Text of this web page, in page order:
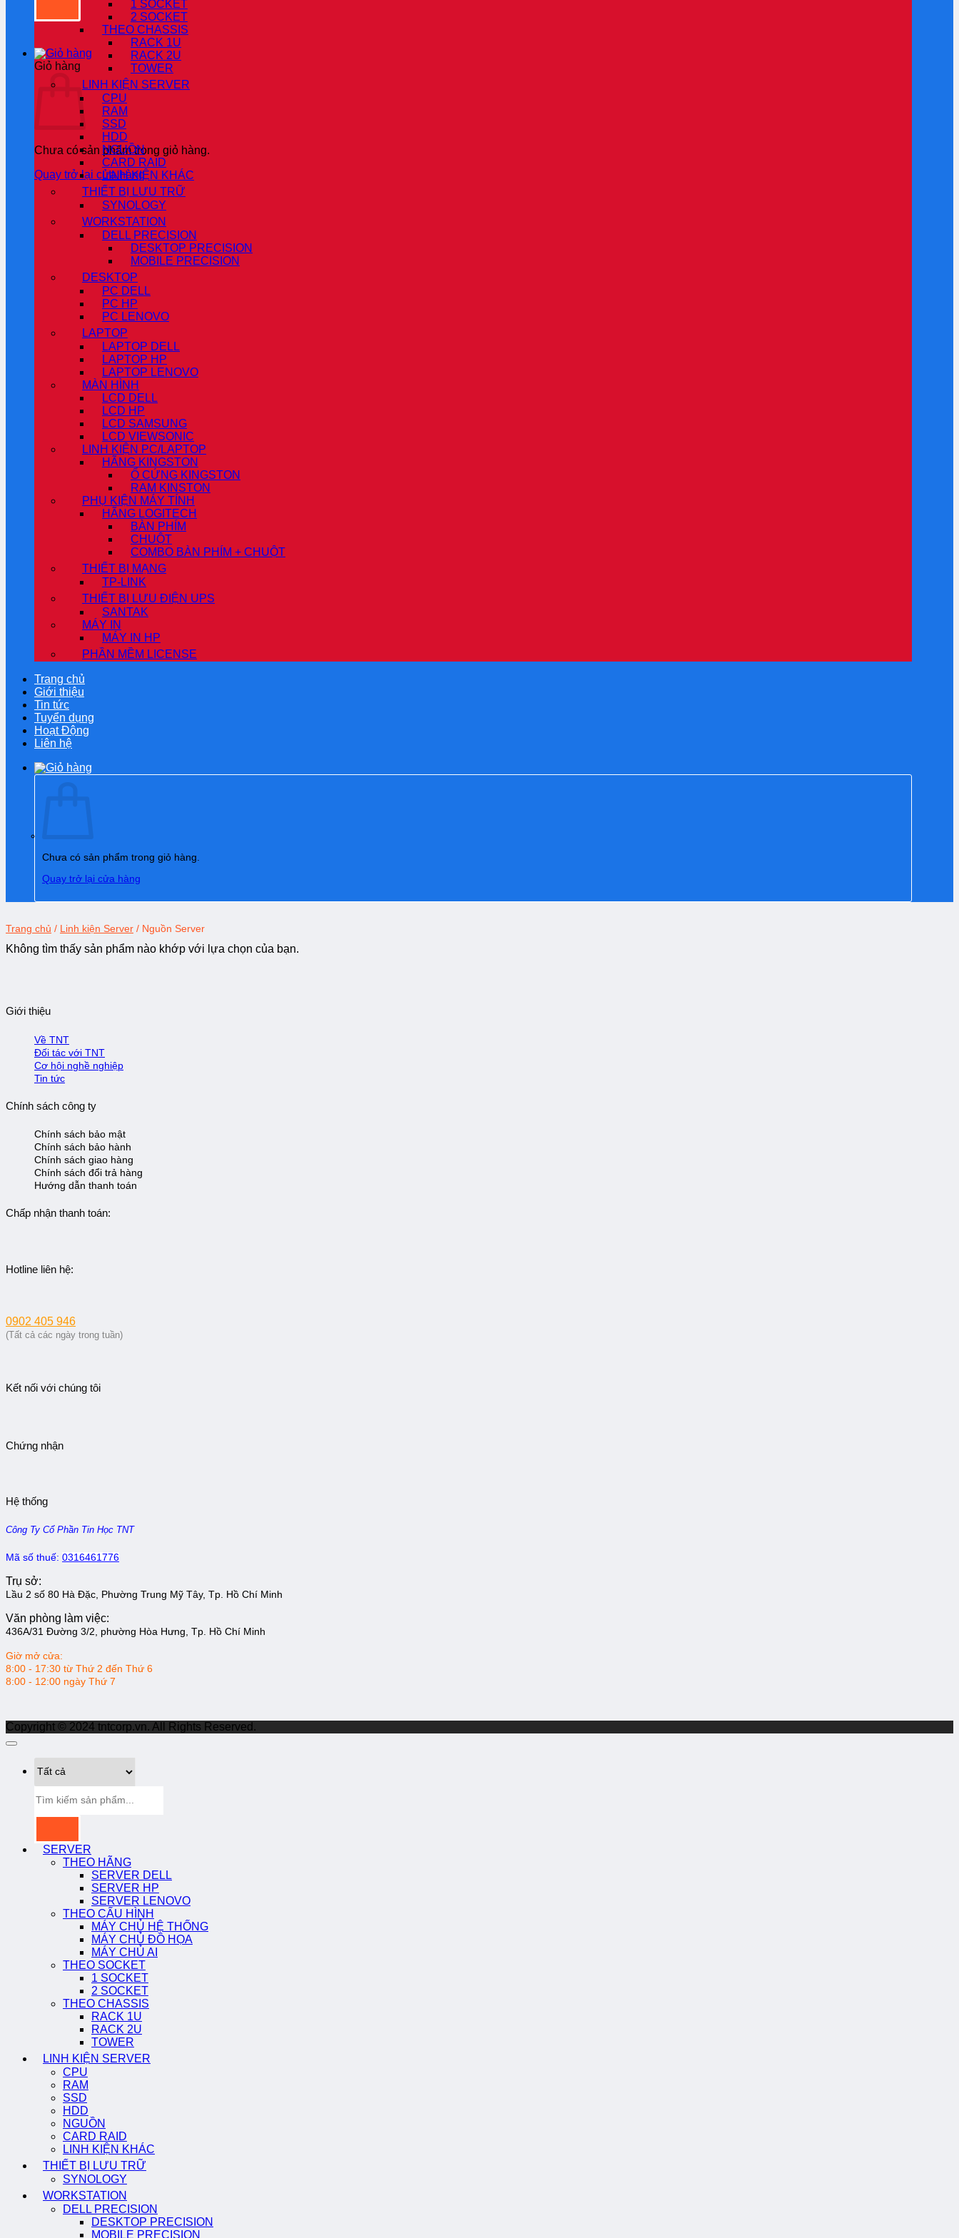
Giỏ hàng
Chưa có sản phẩm trong giỏ hàng.
Quay trở lại cửa hàng
1 SOCKET
2 SOCKET
THEO CHASSIS
RACK 1U
RACK 2U
TOWER
LINH KIỆN SERVER
CPU
RAM
SSD
HDD
NGUỒN
CARD RAID
LINH KIỆN KHÁC
THIẾT BỊ LƯU TRỮ
SYNOLOGY
WORKSTATION
DELL PRECISION
DESKTOP PRECISION
MOBILE PRECISION
DESKTOP
PC DELL
PC HP
PC LENOVO
LAPTOP
LAPTOP DELL
LAPTOP HP
LAPTOP LENOVO
MÀN HÌNH
LCD DELL
LCD HP
LCD SAMSUNG
LCD VIEWSONIC
LINH KIỆN PC/LAPTOP
HÃNG KINGSTON
Ổ CỨNG KINGSTON
RAM KINSTON
PHỤ KIỆN MÁY TÍNH
HÃNG LOGITECH
BÀN PHÍM
CHUỘT
COMBO BÀN PHÍM + CHUỘT
THIẾT BỊ MẠNG
TP-LINK
THIẾT BỊ LƯU ĐIỆN UPS
SANTAK
MÁY IN
MÁY IN HP
PHẦN MỀM LICENSE
Trang chủ
Giới thiệu
Tin tức
Tuyển dụng
Hoạt Động
Liên hệ
Chưa có sản phẩm trong giỏ hàng.
Quay trở lại cửa hàng
Trang chủ / Linh kiện Server / Nguồn Server
Không tìm thấy sản phẩm nào khớp với lựa chọn của bạn.
Giới thiệu
Về TNT
Đối tác với TNT
Cơ hội nghề nghiệp
Tin tức
Chính sách công ty
Chính sách bảo mật
Chính sách bảo hành
Chính sách giao hàng
Chính sách đổi trả hàng
Hướng dẫn thanh toán
Chấp nhận thanh toán:
Hotline liên hệ:
0902 405 946
(Tất cả các ngày trong tuần)
Kết nối với chúng tôi
Chứng nhận
Hệ thống
Công Ty Cổ Phần Tin Học TNT
Mã số thuế: 0316461776
Trụ sở:
Lầu 2 số 80 Hà Đặc, Phường Trung Mỹ Tây, Tp. Hồ Chí Minh
Văn phòng làm việc:
436A/31 Đường 3/2, phường Hòa Hưng, Tp. Hồ Chí Minh
Giờ mở cửa:
8:00 - 17:30 từ Thứ 2 đến Thứ 6
8:00 - 12:00 ngày Thứ 7
Copyright © 2024 tntcorp.vn. All Rights Reserved.
kiếm:
SERVER
THEO HÃNG
SERVER DELL
SERVER HP
SERVER LENOVO
THEO CẤU HÌNH
MÁY CHỦ HỆ THỐNG
MÁY CHỦ ĐỒ HỌA
MÁY CHỦ AI
THEO SOCKET
1 SOCKET
2 SOCKET
THEO CHASSIS
RACK 1U
RACK 2U
TOWER
LINH KIỆN SERVER
CPU
RAM
SSD
HDD
NGUỒN
CARD RAID
LINH KIỆN KHÁC
THIẾT BỊ LƯU TRỮ
SYNOLOGY
WORKSTATION
DELL PRECISION
DESKTOP PRECISION
MOBILE PRECISION